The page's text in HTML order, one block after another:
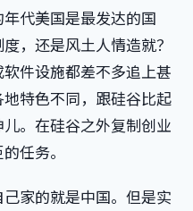
代美国是最发达的国
，还是风土人情造就？
件设施都差不多追上甚
特色不同，跟硅谷比起
。在硅谷之外复制创业
任务。
家的就是中国。但是实